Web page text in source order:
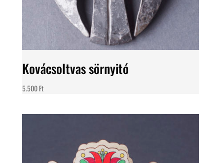
Kovácsoltvas sörnyitó
5.500Ft